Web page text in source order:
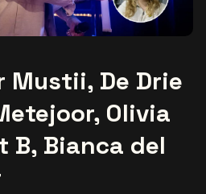
Mustii, De Drie
Olivia
B, Bianca del